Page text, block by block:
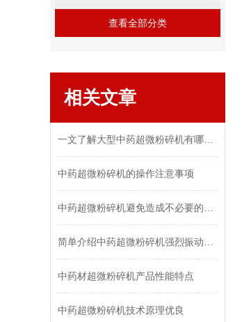
查看全部分类
相关文章
中药超微粉碎机的操作注意事项
中药材超微粉碎机产品性能特点
中药超微粉碎机技术原理优良